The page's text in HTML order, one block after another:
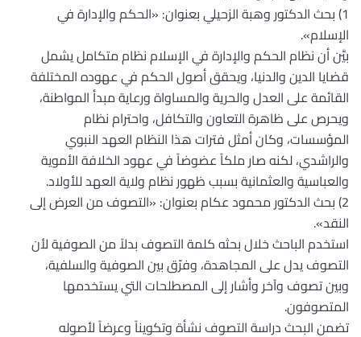
1) بحث الدكتور وهبة الزحيلي بعنوان: «الحكم والإدارة في
الإسلام».
بيَّن أن نظام الحكم والإدارة في الإسلام نظام متكامل يشمل
قضايا الدين والدنيا، ويحقق أصول الحكم في عهوده المختلفة
القائمة على العدل والحرية والمساواة ورعاية مبدأ المواطنة،
ويحرص على ظاهرة التعاون والتكافل، واحترام نظام
المؤسسات، وكان أمثل فترات هذا النظام العهد النبوي
والراشدي، لكنه صار ملكاً عضوضاً في عهود الخلافة الأموية
والعباسية والعثمانية بسبب ظهور نظام ولاية العهد للأولاد.
2) بحث الدكتور محمود عكام بعنوان: «التصوف من العرض إلى
النقد».
استخدم الباحث خلال بحثه كلمة التصوف بدلاً من الصوفية لأن
التصوف يدل على المجاهدة، وفرّق بين الصوفية والسلفية،
وبين تصوف وآخر وأشار إلى المصطلحات التي يستخدمها
المتصوفون.
تضمن البحث دراسة التصوف نشأة وتكويناً وعرضاً لأصوله